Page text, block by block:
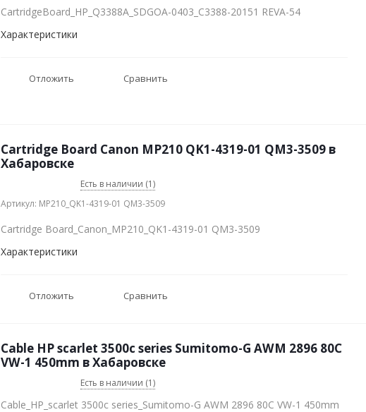
CartridgeBoard_HP_Q3388A_SDGOA-0403_C3388-20151 REVA-54
Характеристики
Отложить Сравнить
Cartridge Board Canon MP210 QK1-4319-01 QM3-3509 в
Хабаровске
Есть в наличии (1)
Артикул: MP210_QK1-4319-01 QM3-3509
Cartridge Board_Canon_MP210_QK1-4319-01 QM3-3509
Характеристики
Отложить Сравнить
Cable HP scarlet 3500c series Sumitomo-G AWM 2896 80C
VW-1 450mm в Хабаровске
Есть в наличии (1)
Cable_HP_scarlet 3500c series_Sumitomo-G AWM 2896 80C VW-1 450mm